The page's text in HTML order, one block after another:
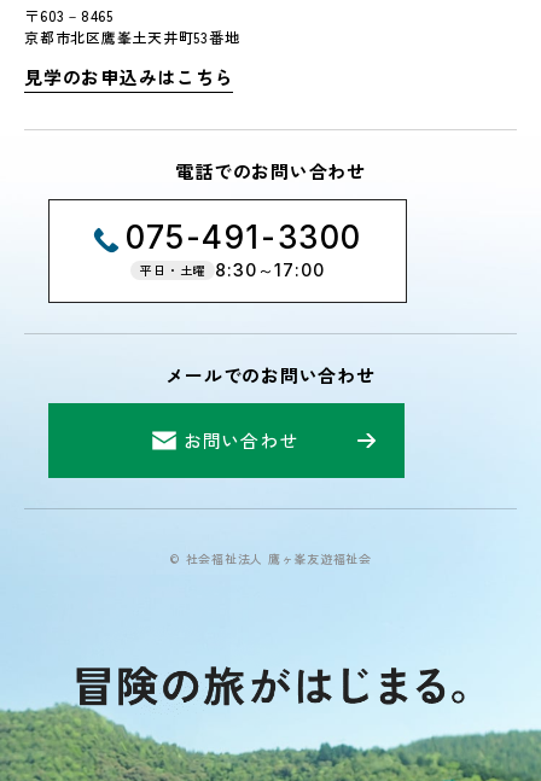
〒603－8465
京都市北区鷹峯土天井町53番地
見学のお申込みはこちら
電話でのお問い合わせ
075-491-3300
平日・土曜 8:30～17:00
メールでのお問い合わせ
お問い合わせ
© 社会福祉法人 鷹ヶ峯友遊福祉会